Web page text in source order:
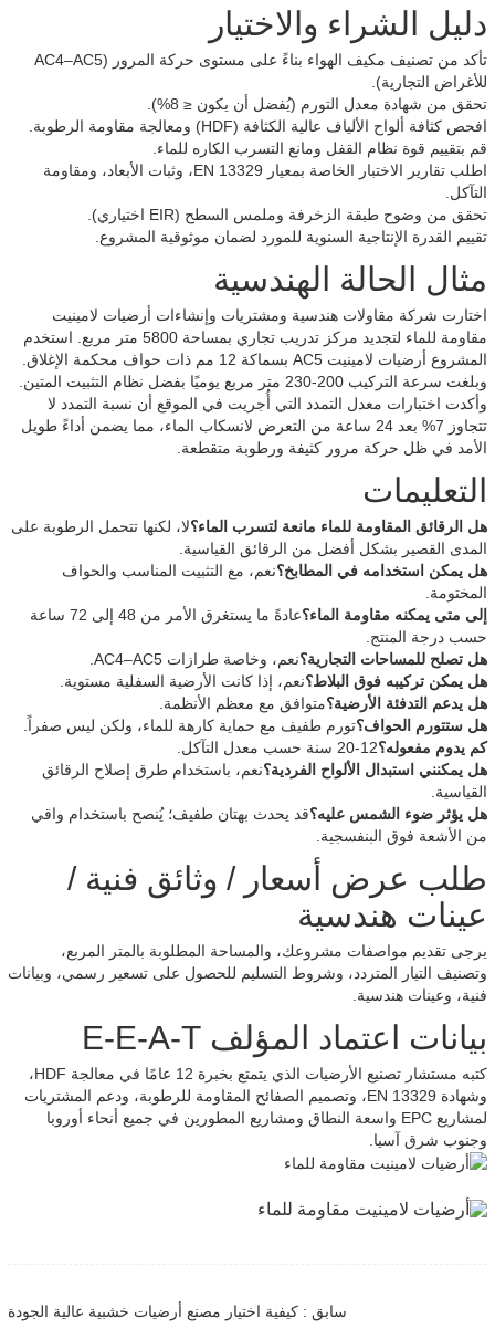
دليل الشراء والاختيار
تأكد من تصنيف مكيف الهواء بناءً على مستوى حركة المرور (AC4–AC5
للأغراض التجارية).
تحقق من شهادة معدل التورم (يُفضل أن يكون ≤ 8%).
افحص كثافة ألواح الألياف عالية الكثافة (HDF) ومعالجة مقاومة الرطوبة.
قم بتقييم قوة نظام القفل ومانع التسرب الكاره للماء.
اطلب تقارير الاختبار الخاصة بمعيار EN 13329، وثبات الأبعاد، ومقاومة
التآكل.
تحقق من وضوح طبقة الزخرفة وملمس السطح (EIR اختياري).
تقييم القدرة الإنتاجية السنوية للمورد لضمان موثوقية المشروع.
مثال الحالة الهندسية
اختارت شركة مقاولات هندسية ومشتريات وإنشاءات أرضيات لامينيت
مقاومة للماء لتجديد مركز تدريب تجاري بمساحة 5800 متر مربع. استخدم
المشروع أرضيات لامينيت AC5 بسماكة 12 مم ذات حواف محكمة الإغلاق.
وبلغت سرعة التركيب 200-230 متر مربع يوميًا بفضل نظام التثبيت المتين.
وأكدت اختبارات معدل التمدد التي أُجريت في الموقع أن نسبة التمدد لا
تتجاوز 7% بعد 24 ساعة من التعرض لانسكاب الماء، مما يضمن أداءً طويل
الأمد في ظل حركة مرور كثيفة ورطوبة متقطعة.
التعليمات
هل الرقائق المقاومة للماء مانعة لتسرب الماء؟لا، لكنها تتحمل الرطوبة على
المدى القصير بشكل أفضل من الرقائق القياسية.
هل يمكن استخدامه في المطابخ؟نعم، مع التثبيت المناسب والحواف
المختومة.
إلى متى يمكنه مقاومة الماء؟
عادةً ما يستغرق الأمر من 48 إلى 72 ساعة
حسب درجة المنتج.
هل تصلح للمساحات التجارية؟نعم، وخاصة طرازات AC4–AC5.
هل يمكن تركيبه فوق البلاط؟نعم، إذا كانت الأرضية السفلية مستوية.
هل يدعم التدفئة الأرضية؟متوافق مع معظم الأنظمة.
هل ستتورم الحواف؟تورم طفيف مع حماية كارهة للماء، ولكن ليس صفراً.
كم يدوم مفعوله؟12-20 سنة حسب معدل التآكل.
هل يمكنني استبدال الألواح الفردية؟نعم، باستخدام طرق إصلاح الرقائق
القياسية.
هل يؤثر ضوء الشمس عليه؟قد يحدث بهتان طفيف؛ يُنصح باستخدام واقي
من الأشعة فوق البنفسجية.
طلب عرض أسعار / وثائق فنية /
عينات هندسية
يرجى تقديم مواصفات مشروعك، والمساحة المطلوبة بالمتر المربع،
وتصنيف التيار المتردد، وشروط التسليم للحصول على تسعير رسمي، وبيانات
فنية، وعينات هندسية.
بيانات اعتماد المؤلف E-E-A-T
كتبه مستشار تصنيع الأرضيات الذي يتمتع بخبرة 12 عامًا في معالجة HDF،
وشهادة EN 13329، وتصميم الصفائح المقاومة للرطوبة، ودعم المشتريات
لمشاريع EPC واسعة النطاق ومشاريع المطورين في جميع أنحاء أوروبا
وجنوب شرق آسيا.
سابق : كيفية اختيار مصنع أرضيات خشبية عالية الجودة